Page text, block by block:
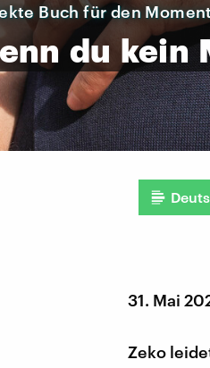
Buch für den
du kein
31. Mai
Zeko